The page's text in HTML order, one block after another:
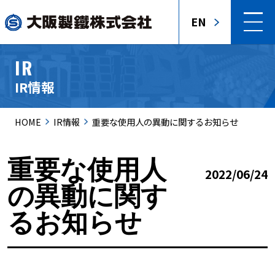
EN
IR
IR情報
HOME IR情報 重要な使用人の異動に関するお知らせ
重要な使用人
の異動に関す
るお知らせ
2022/06/24